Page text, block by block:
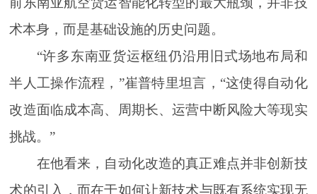
术本身，而是基础设施的历史问题。
“许多东南亚货运枢纽仍沿用旧式场地布局和
半人工操作流程，”崔普特里坦言，“这使得自动化
改造面临成本高、周期长、运营中断风险大等现实
挑战。”
在他看来，自动化改造的真正难点并非创新技
术的引入，而在于如何让新技术与既有系统实现无